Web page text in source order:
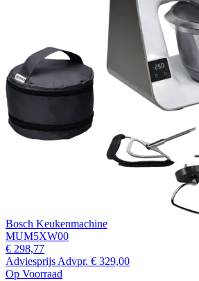
Bosch Keukenmachine
MUM5XW00
€ 298,77
Adviesprijs Advpr. € 329,00
Op Voorraad